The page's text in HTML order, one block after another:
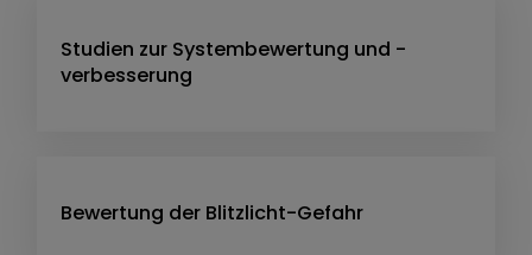
Studien zur Systembewertung und -
verbesserung
Bewertung der Blitzlicht-Gefahr